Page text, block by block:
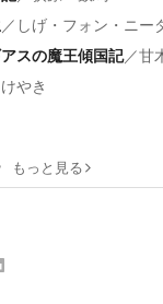
／ しげ・フォン・ニー
スの魔王傾国記／甘
やき
もっと見る